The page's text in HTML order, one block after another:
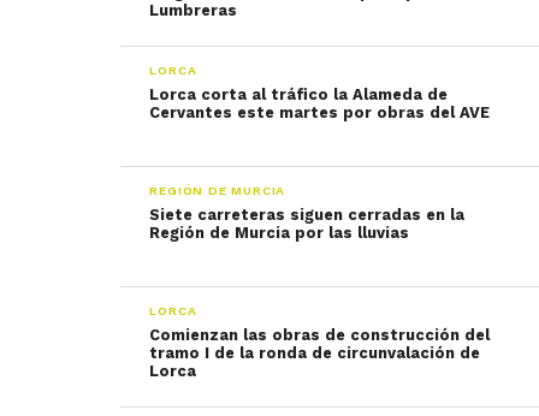
Lumbreras
LORCA
Lorca corta al tráfico la Alameda de
Cervantes este martes por obras del AVE
REGIÓN DE MURCIA
Siete carreteras siguen cerradas en la
Región de Murcia por las lluvias
LORCA
Comienzan las obras de construcción del
tramo I de la ronda de circunvalación de
Lorca